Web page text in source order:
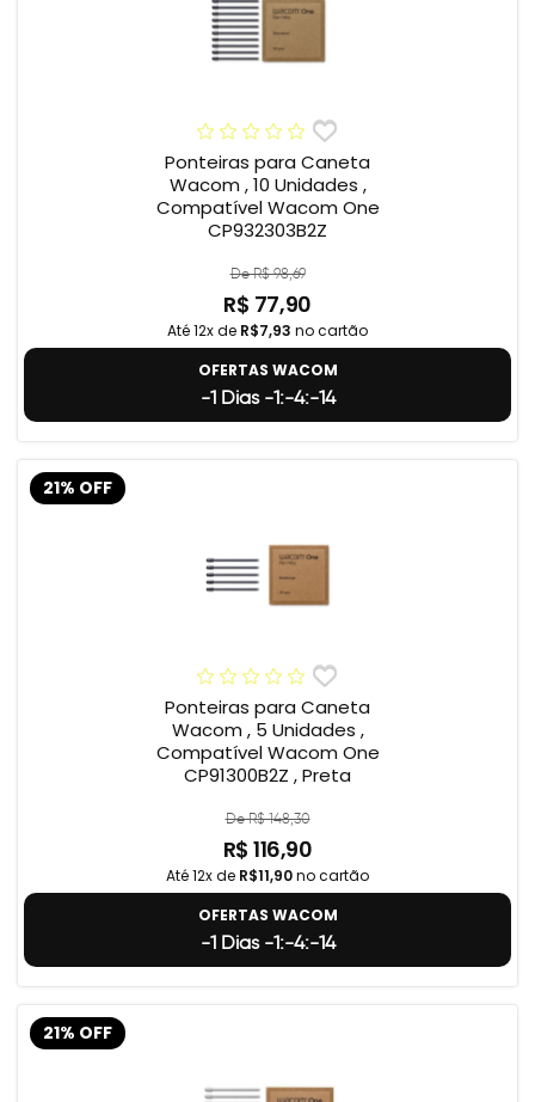
Ponteiras para Caneta
Wacom , 10 Unidades ,
Compatível Wacom One
CP932303B2Z
De R$ 98,69
R$ 77,90
Até 12x de R$7,93 no cartão
OFERTAS WACOM
-1 Dias -1:-4:-15
21% OFF
Ponteiras para Caneta
Wacom , 5 Unidades ,
Compatível Wacom One
CP91300B2Z , Preta
De R$ 148,30
R$ 116,90
Até 12x de R$11,90no cartão
OFERTAS WACOM
-1 Dias -1:-4:-15
21% OFF